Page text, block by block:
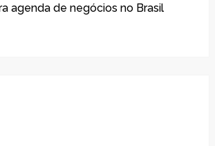
agenda de negócios no Brasil